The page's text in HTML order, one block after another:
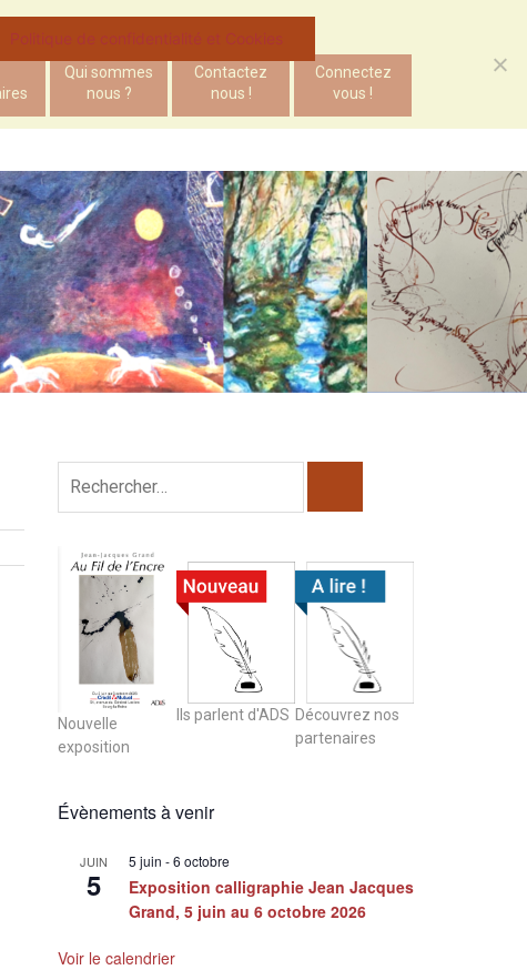
Qui sommes
nous ?
Contactez
nous !
Connectez
vous !
Nouvelle
exposition
Ils parlent d'ADS Découvrez nos
partenaires
Évènements à venir
JUIN
5
5 juin -6 octobre
Exposition calligraphie Jean Jacques
Grand, 5 juin au 6 octobre 2026
Voir le calendrier
Politique de confidentialité et Cookies